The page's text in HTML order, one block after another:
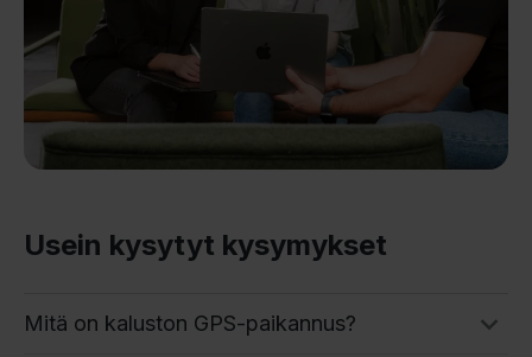
Usein kysytyt kysymykset
Mitä on kaluston GPS-paikannus?